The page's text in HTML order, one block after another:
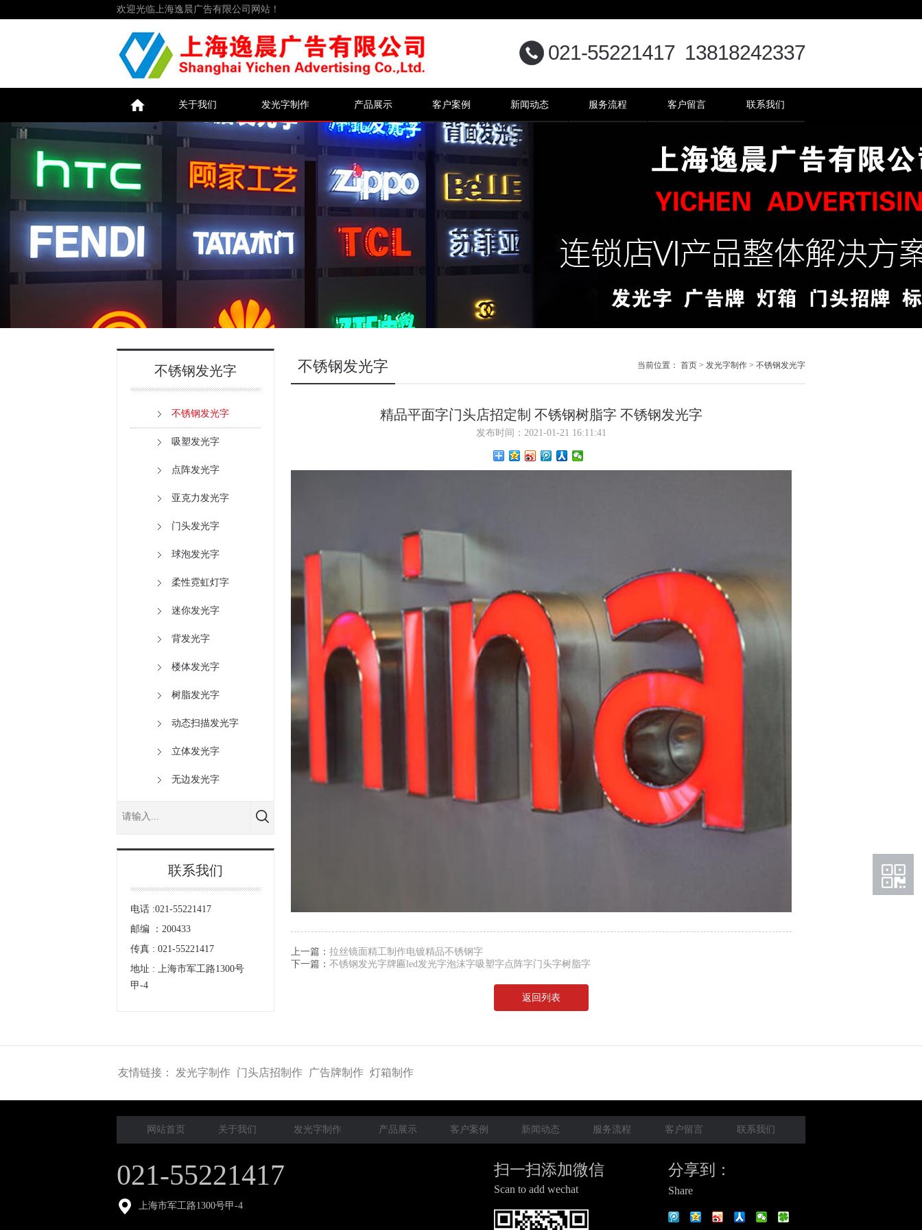
欢迎光临上海逸晨广告有限公司网站！
021-55221417 13818242337
关于我们 发光字制作 产品展示 客户案例 新闻动态 服务流程 客户留言 联系我们
不锈钢发光字
不锈钢发光字
吸塑发光字
点阵发光字
亚克力发光字
门头发光字
球泡发光字
柔性霓虹灯字
迷你发光字
背发光字
楼体发光字
树脂发光字
动态扫描发光字
立体发光字
无边发光字
联系我们
电话 :021-55221417
邮编 ：200433
传真 : 021-55221417
地址 : 上海市军工路1300号
甲-4
不锈钢发光字 当前位置： 首页 > 发光字制作 > 不锈钢发光字
精品平面字门头店招定制 不锈钢树脂字 不锈钢发光字
发布时间：2021-01-21 16:11:41
上一篇： 拉丝镜面精工制作电镀精品不锈钢字
下一篇： 不锈钢发光字牌匾led发光字泡沫字吸塑字点阵字门头字树脂字
返回列表
友情链接： 发光字制作 门头店招制作 广告牌制作 灯箱制作
网站首页 关于我们 发光字制作 产品展示 客户案例 新闻动态 服务流程 客户留言 联系我们
021-55221417
上海市军工路1300号甲-4
扫一扫添加微信
Scan to add wechat
分享到：
Share